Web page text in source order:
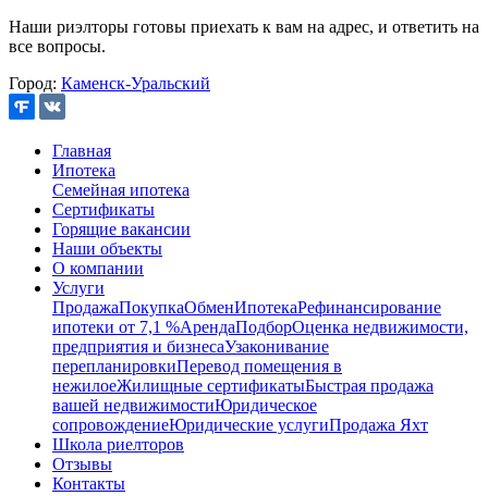
Наши риэлторы готовы приехать к вам на адрес, и ответить на
все вопросы.
Город: Каменск-Уральский
Главная
Ипотека
Семейная ипотека
Сертификаты
Горящие вакансии
Наши объекты
О компании
Услуги
ПродажаПокупкаОбменИпотекаРефинансирование
ипотеки от 7,1 %АрендаПодборОценка недвижимости,
предприятия и бизнесаУзаконивание
перепланировкиПеревод помещения в
нежилоеЖилищные сертификатыБыстрая продажа
вашей недвижимостиЮридическое
сопровождениеЮридические услугиПродажа Яхт
Школа риелторов
Отзывы
Контакты